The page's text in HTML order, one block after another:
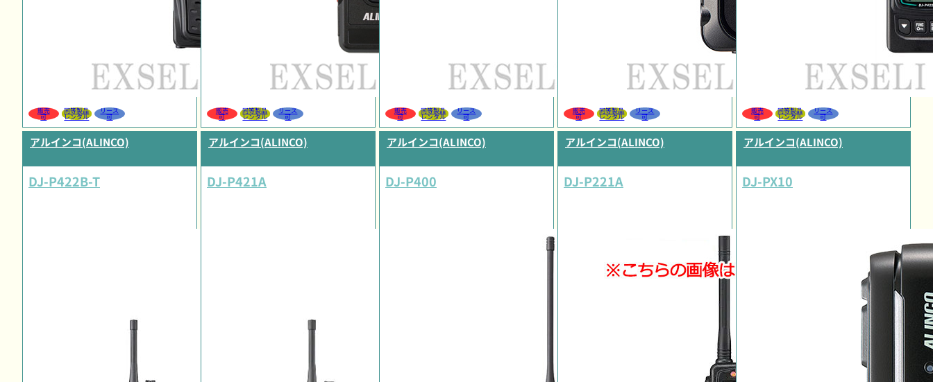
販売
可
同等製品
レンタル
リース
可
販売
可
同等製品
レンタル
リース
可
販売
可
同等製品
レンタル
リース
可
販売
可
同等製品
レンタル
リース
可
販売
可
同等製品
レンタル
リース
可
アルインコ(ALINCO)
DJ-P422B-T
アルインコ(ALINCO)
DJ-P421A
アルインコ(ALINCO)
DJ-P400
アルインコ(ALINCO)
DJ-P221A
アルインコ(ALINCO)
DJ-PX10